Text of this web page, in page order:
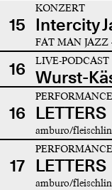
15
KONZERT
Intercity
FAT MAN JAZZ
16 LIVE-PODCAST
Wurst-
16
PERFORMANCE
LETTERS
amburo/fleischlin
17
PERFORMANCE
LETTERS
amburo/fleischlin